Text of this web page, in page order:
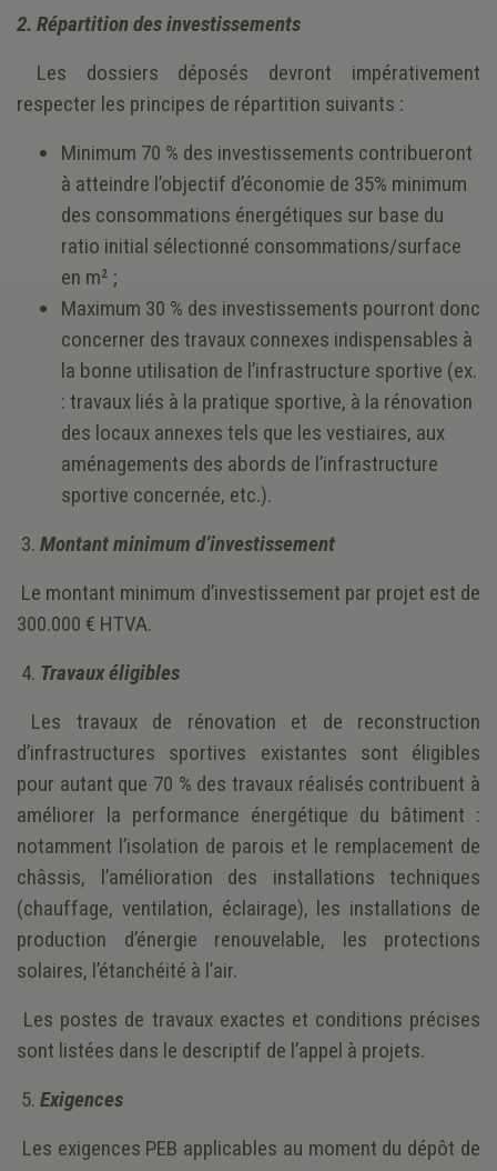
2. Répartition des investissements
Les dossiers déposés devront impérativement
respecter les principes de répartition suivants :
Minimum 70 % des investissements contribueront
à atteindre l’objectif d’économie de 35% minimum
des consommations énergétiques sur base du
ratio initial sélectionné consommations/surface
en m² ;
Maximum 30 % des investissements pourront donc
concerner des travaux connexes indispensables à
la bonne utilisation de l’infrastructure sportive (ex.
: travaux liés à la pratique sportive, à la rénovation
des locaux annexes tels que les vestiaires, aux
aménagements des abords de l’infrastructure
sportive concernée, etc.).
3. Montant minimum d’investissement
Le montant minimum d’investissement par projet est de
300.000 € HTVA.
4. Travaux éligibles
Les travaux de rénovation et de reconstruction
d’infrastructures sportives existantes sont éligibles
pour autant que 70 % des travaux réalisés contribuent à
améliorer la performance énergétique du bâtiment :
notamment l’isolation de parois et le remplacement de
châssis, l’amélioration des installations techniques
(chauffage, ventilation, éclairage), les installations de
production d’énergie renouvelable, les protections
solaires, l’étanchéité à l’air.
Les postes de travaux exactes et conditions précises
sont listées dans le descriptif de l’appel à projets.
5. Exigences
Les exigences PEB applicables au moment du dépôt de